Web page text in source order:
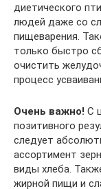
диетического
людей даже со
пищеварения.
только быстро
очистить
процесс
Очень важно! С
позитивного
следует
ассортимент
виды хлеба.
жирной пищи и